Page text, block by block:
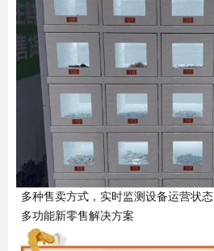
多种售卖方式，实时监测设备运营状态
多功能新零售解决方案